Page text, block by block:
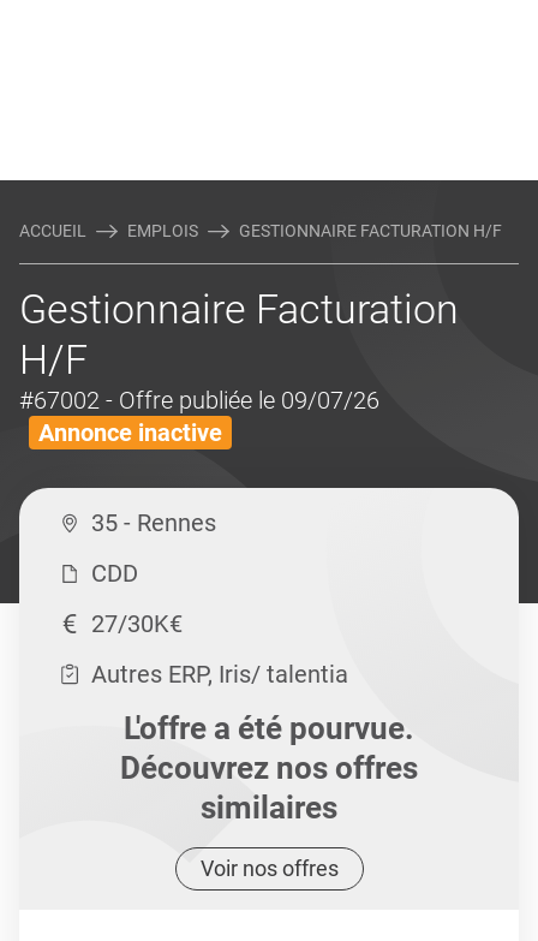
ACCUEIL EMPLOIS GESTIONNAIRE FACTURATION H/F
Gestionnaire Facturation
H/F
#67002 - Offre publiée le 09/07/26
Annonce inactive
35 - Rennes
CDD
27/30K€
Autres ERP, Iris/ talentia
L'offre a été pourvue.
Découvrez nos offres
similaires
Voir nos offres